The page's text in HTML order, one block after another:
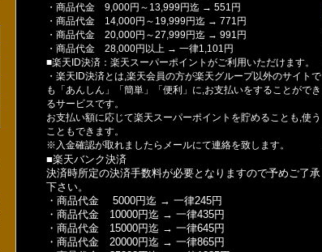
・商品代金 9,000円～13,999円迄 → 551円
・商品代金 14,000円～19,999円迄 → 771円
・商品代金 20,000円～27,999円迄 → 991円
・商品代金 28,000円以上 → 一律1,101円
■楽天ID決済：楽天スーパーポイントがご利用いただけます。
・楽天ID決済とは,楽天会員の方が楽天グループ以外のサイトで
も「あんしん」「簡単」「便利」に,お支払いをすることができ
るサービスです。
お支払い額に応じて楽天スーパーポイントを貯めることも,使う
こともできます。
※入金確認が取れましたらメールにて連絡を致します。
■楽天バンク決済
決済時所定の決済手数料が必要となりますので予めご了承
下さい。
・商品代金 5000円迄 → 一律245円
・商品代金 10000円迄 → 一律435円
・商品代金 15000円迄 → 一律645円
・商品代金 20000円迄 → 一律865円